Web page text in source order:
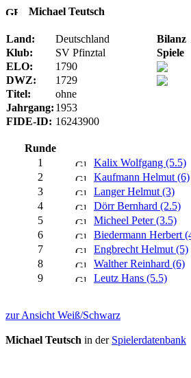
Michael Teutsch
Land: Deutschland Bilanz
Klub:
SV Pfinztal Spiele
ELO:
1790
DWZ:
1729
Titel:
ohne
Jahrgang: 1953
FIDE-ID: 16243900
Runde
1
Kalix Wolfgang (5.5)
2
Kaufmann Helmut (6)
3
Langer Helmut (3)
4
Dörr Bernhard (2.5)
5
Micheel Peter (3.5)
6
Biedermann Herbert
7
Engbrecht Helmut (5)
8
Walther Reinhard (6)
9
Leutz Hans (5.5)
zur Ansicht Weiß/Schwarz
Michael Teutsch in der Spielerdatenbank